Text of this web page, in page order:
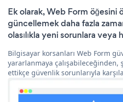
Ek olarak, Web Form öğesini
güncellemek daha fazla
olasılıkla yeni sorunlara veya
Bilgisayar korsanları Web Form
yararlanmaya çalışabileceğinden,
ettikçe güvenlik sorunlarıyla